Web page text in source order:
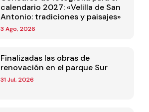
calendario 2027: «Velilla de San
Antonio: tradiciones y paisajes»
3 Ago, 2026
Finalizadas las obras de
renovación en el parque Sur
31 Jul, 2026